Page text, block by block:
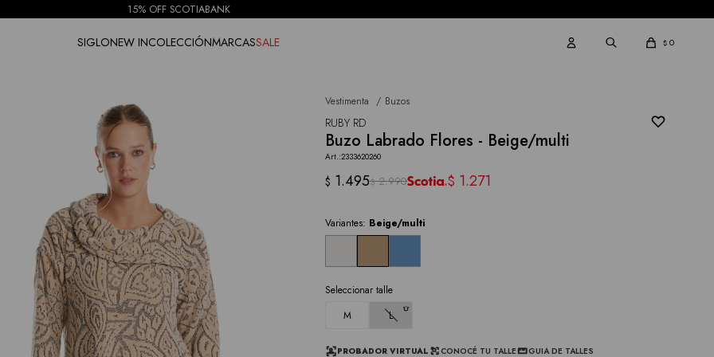
15% OFF SCOTIABANK
SIGLONEW INCOLECCIÓNMARCASSALE $ 0
Vestimenta Buzos
RUBY RD
Buzo Labrado Flores - Beige/multi
2333620260
$ 1.495$ 2.990 $ 1.271
Variantes: Beige/multi
Seleccionar talle
M
L
PROBADOR VIRTUAL CONOCÉ TU TALLE GUIA DE TALLES
NOTIFICARME